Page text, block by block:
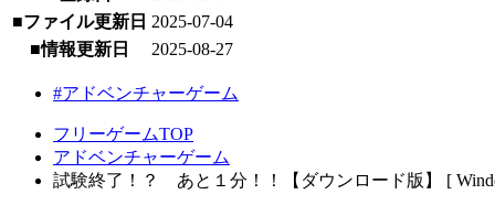
■ファイル更新日 2025-07-04
■情報更新日
2025-08-27
#アドベンチャーゲーム
フリーゲームTOP
アドベンチャーゲーム
試験終了！？ あと１分！！【ダウンロード版】 [